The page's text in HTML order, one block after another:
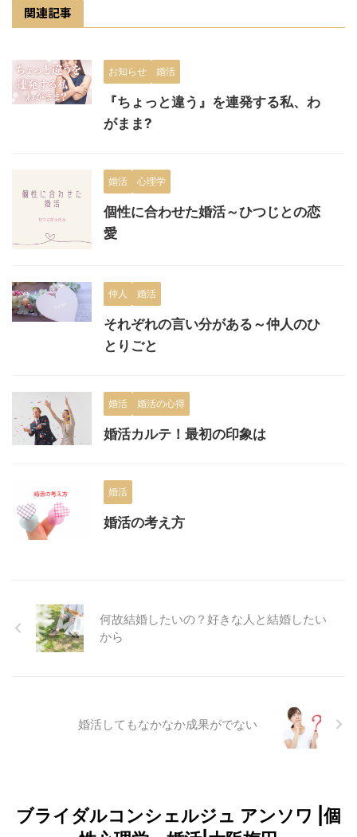
関連記事
お知らせ 婚活
『ちょっと違う』を連発する私、わ
がまま?
婚活 心理学
個性に合わせた婚活～ひつじとの恋
愛
仲人 婚活
それぞれの言い分がある～仲人のひ
とりごと
婚活 婚活の心得
婚活カルテ！最初の印象は
婚活
婚活の考え方
何故結婚したいの？好きな人と結婚したい
から
婚活してもなかなか成果がでない
ブライダルコンシェルジュ アンソワ |個